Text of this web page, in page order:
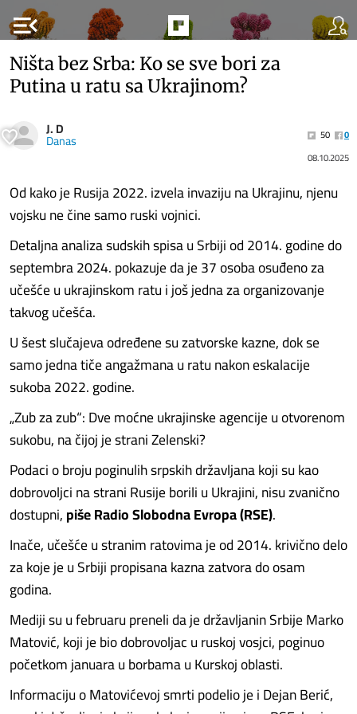
menu_open
Ništa bez Srba: Ko se sve bori za
Putina u ratu sa Ukrajinom?
J. D
Danas 50
0
08.10.2025
Od kako je Rusija 2022. izvela invaziju na Ukrajinu, njenu
vojsku ne čine samo ruski vojnici.
Detaljna analiza sudskih spisa u Srbiji od 2014. godine do
septembra 2024. pokazuje da je 37 osoba osuđeno za
učešće u ukrajinskom ratu i još jedna za organizovanje
takvog učešća.
U šest slučajeva određene su zatvorske kazne, dok se
samo jedna tiče angažmana u ratu nakon eskalacije
sukoba 2022. godine.
„Zub za zub“: Dve moćne ukrajinske agencije u otvorenom
sukobu, na čijoj je strani Zelenski?
Podaci o broju poginulih srpskih državljana koji su kao
dobrovoljci na strani Rusije borili u Ukrajini, nisu zvanično
dostupni,piše Radio Slobodna Evropa (RSE).
Inače, učešće u stranim ratovima je od 2014. krivično delo
za koje je u Srbiji propisana kazna zatvora do osam
godina.
Mediji su u februaru preneli da je državljanin Srbije Marko
Matović, koji je bio dobrovoljac u ruskoj vosjci, poginuo
početkom januara u borbama u Kurskoj oblasti.
Informaciju o Matovićevoj smrti podelio je i Dejan Berić,